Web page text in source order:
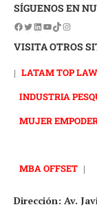
SÍGUENOS EN
VISITA OTROS
| LATAM TOP
INDUSTRIA
MUJER
MBA OFFSET |
Dirección: Av.